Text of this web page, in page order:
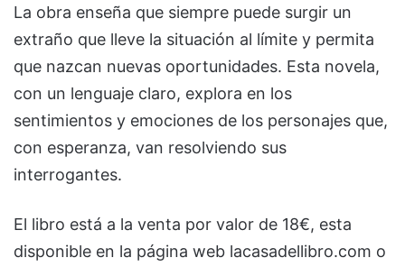
La obra enseña que siempre puede surgir un
extraño que lleve la situación al límite y permita
que nazcan nuevas oportunidades. Esta novela,
con un lenguaje claro, explora en los
sentimientos y emociones de los personajes que,
con esperanza, van resolviendo sus
interrogantes.
El libro está a la venta por valor de 18€, esta
disponible en la página web lacasadellibro.com o